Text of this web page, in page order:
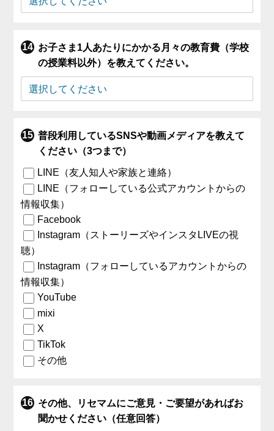
お子さま1人あたりにかかる月々の教育費（学校
の授業料以外）を教えてください。
普段利用しているSNSや動画メディアを教えて
ください（3つまで）
LINE（友人知人や家族と連絡）
LINE（フォローしている公式アカウントからの
情報収集）
Facebook
Instagram（ストーリーズやインスタLIVEの視
聴）
Instagram（フォローしているアカウントからの
情報収集）
YouTube
mixi
X
TikTok
その他
その他、リセマムにご意見・ご要望があればお
聞かせください（任意回答）